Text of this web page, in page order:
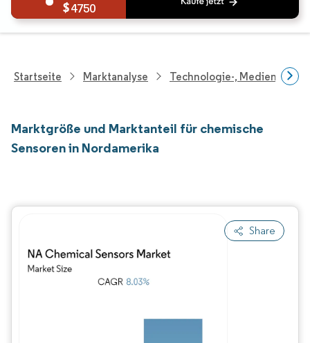
4750
Startseite Marktanalyse Technologie-, Medien- Und
Marktgröße und Marktanteil für chemische
Sensoren in Nordamerika
Share